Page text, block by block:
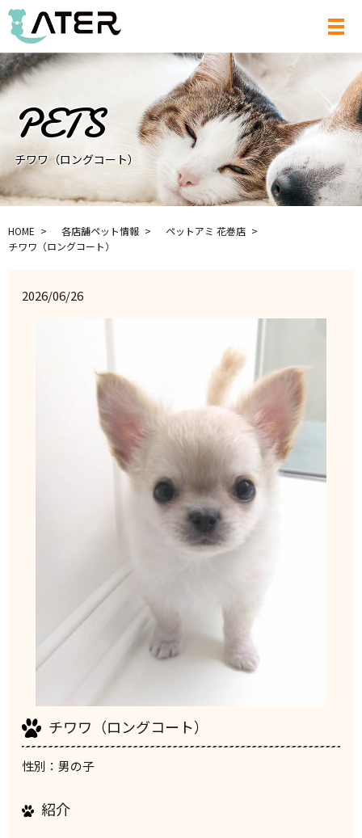
メ
チワワ（ロングコート）
HOME 各店舗ペット情報
ペットアミ 花巻店
チワワ（ロングコート）
2026/06/26
チワワ（ロングコート）
性別：男の子
紹介